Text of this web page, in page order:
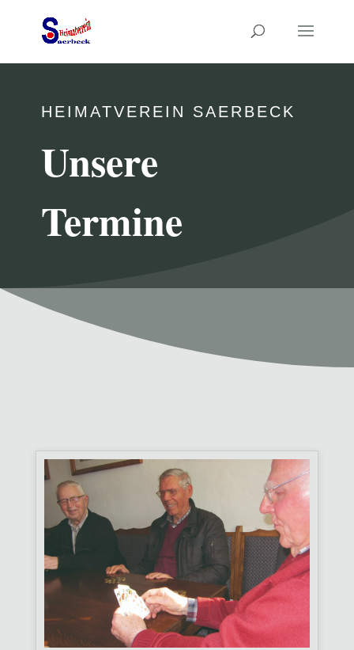
HEIMATVEREIN SAERBECK
Unsere
Termine